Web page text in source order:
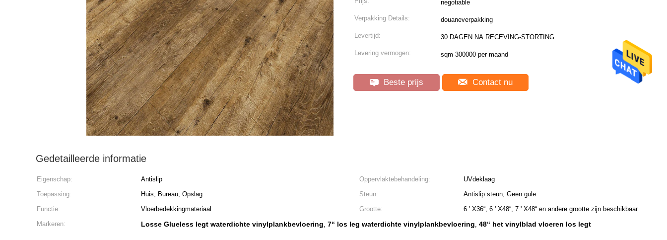
negotiable
Verpakking Details: douaneverpakking
Levertijd: 30 DAGEN NA RECEVING-STORTING
Levering vermogen: sqm 300000 per maand
Beste prijs Contact nu
Gedetailleerde informatie
Eigenschap: Antislip Oppervlaktebehandeling:
UVdeklaag
Toepassing:
Huis, Bureau, Opslag Steun:
Antislip steun, Geen gule
Functie:
Vloerbedekkingmateriaal Grootte:
6 ' X36“, 6 ' X48“, 7 ' X48“ en andere grootte zijn beschikbaar
Markeren:
Losse Glueless legt waterdichte vinylplankbevloering, 7“ los leg waterdichte vinylplankbevloering, 48“ het vinylblad vloeren los legt